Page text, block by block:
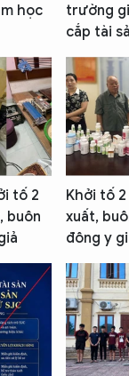
học
trường
cắp tài
tố 2
buôn
Khởi tố
xuất,
đông y